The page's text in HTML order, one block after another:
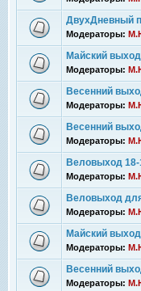
ДвухДневный
Модераторы:
Майский
Модераторы:
Весенний
Модераторы:
Весенний
Модераторы:
Веловыход 18-
Модераторы:
Веловыход
Модераторы:
Майский
Модераторы:
Весенний
Модераторы: